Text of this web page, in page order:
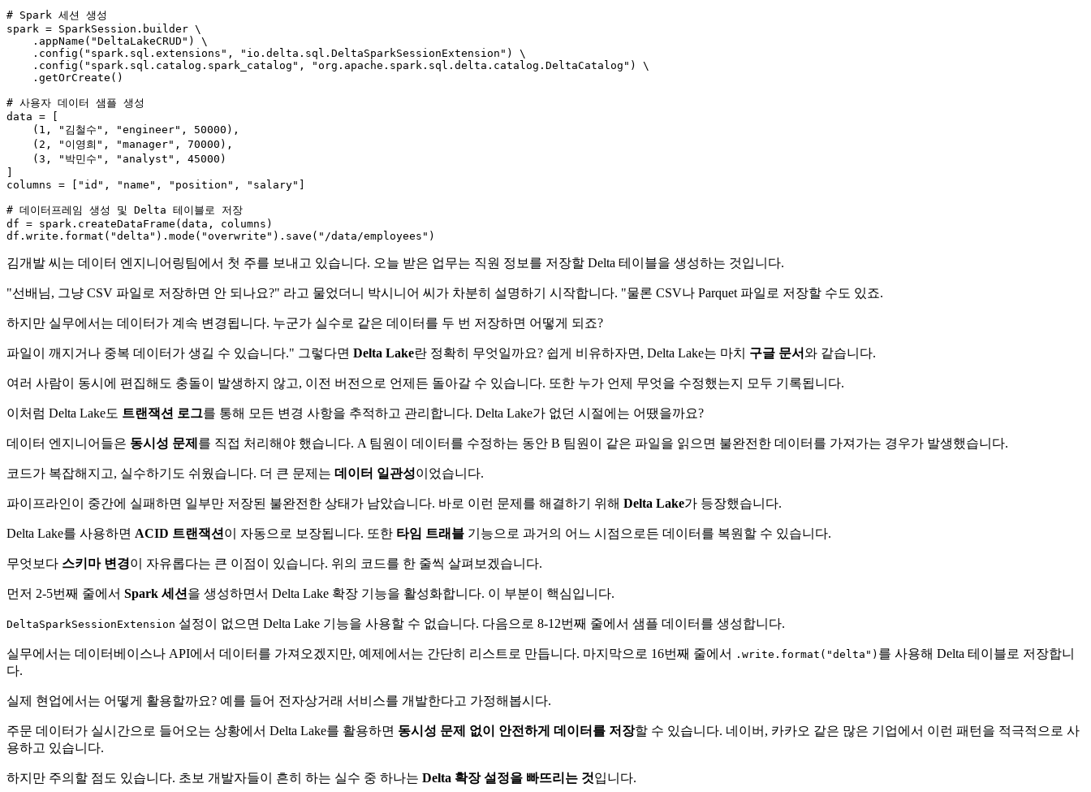
# Spark 세션 생성
spark = SparkSession.builder \
    .appName(
"DeltaLakeCRUD" ) \
    .config(
"spark.sql.extensions" , "io.delta.sql.DeltaSparkSessionExtension" ) \
    .config(
"spark.sql.catalog.spark_catalog" , "org.apache.spark.sql.delta.catalog.DeltaCatalog" ) \
    .getOrCreate()
# 사용자 데이터 샘플 생성
data = [
    (
1 , "김철수" , "engineer" , 50000 ),
    (
2 , "이영희" , "manager" , 70000 ),
    (
3 , "박민수" , "analyst" , 45000 )
columns = [
"id" , "name" , "position" , "salary"
# 데이터프레임 생성 및 Delta 테이블로 저장
df = spark.createDataFrame(data, columns)
df.write. format ( "delta" ).mode( "overwrite" ).save( "/data/employees"
김개발 씨는 데이터 엔지니어링팀에서 첫 주를 보내고 있습니다. 오늘 받은 업무는 직원 정보를 저장할 Delta 테이블을 생성하는 것입니다.
"선배님, 그냥 CSV 파일로 저장하면 안 되나요?" 라고 물었더니 박시니어 씨가 차분히 설명하기 시작합니다. "물론 CSV나 Parquet 파일로 저장할 수도 있죠.
하지만 실무에서는 데이터가 계속 변경됩니다. 누군가 실수로 같은 데이터를 두 번 저장하면 어떻게 되죠?
파일이 깨지거나 중복 데이터가 생길 수 있습니다." 그렇다면 Delta Lake란 정확히 무엇일까요? 쉽게 비유하자면, Delta Lake는 마치 구글 문서와 같습니다.
여러 사람이 동시에 편집해도 충돌이 발생하지 않고, 이전 버전으로 언제든 돌아갈 수 있습니다. 또한 누가 언제 무엇을 수정했는지 모두 기록됩니다.
이처럼 Delta Lake도 트랜잭션 로그를 통해 모든 변경 사항을 추적하고 관리합니다. Delta Lake가 없던 시절에는 어땠을까요?
데이터 엔지니어들은 동시성 문제 를 직접 처리해야 했습니다. A 팀원이 데이터를 수정하는 동안 B 팀원이 같은 파일을 읽으면 불완전한 데이터를 가져가는 경우가 발생했습니다.
코드가 복잡해지고, 실수하기도 쉬웠습니다. 더 큰 문제는 데이터 일관성이었습니다.
파이프라인이 중간에 실패하면 일부만 저장된 불완전한 상태가 남았습니다. 바로 이런 문제를 해결하기 위해 Delta Lake가 등장했습니다.
Delta Lake를 사용하면 ACID 트랜잭션 이 자동으로 보장됩니다. 또한 타임 트래블 기능으로 과거의 어느 시점으로든 데이터를 복원할 수 있습니다.
무엇보다 스키마 변경이 자유롭다는 큰 이점이 있습니다. 위의 코드를 한 줄씩 살펴보겠습니다.
먼저 2-5번째 줄에서 Spark 세션 을 생성하면서 Delta Lake 확장 기능을 활성화합니다. 이 부분이 핵심입니다.
DeltaSparkSessionExtension 설정이 없으면 Delta Lake 기능을 사용할 수 없습니다. 다음으로 8-12번째 줄에서 샘플 데이터를 생성합니다.
실무에서는 데이터베이스나 API에서 데이터를 가져오겠지만, 예제에서는 간단히 리스트로 만듭니다. 마지막으로 16번째 줄에서 .write.format("delta") 를 사용해 Delta 테이블로 저장합니
다.
실제 현업에서는 어떻게 활용할까요? 예를 들어 전자상거래 서비스를 개발한다고 가정해봅시다.
주문 데이터가 실시간으로 들어오는 상황에서 Delta Lake를 활용하면 동시성 문제 없이 안전하게 데이터를 저장할 수 있습니다. 네이버, 카카오 같은 많은 기업에서 이런 패턴을 적극적으로 사
용하고 있습니다.
하지만 주의할 점도 있습니다. 초보 개발자들이 흔히 하는 실수 중 하나는 Delta 확장 설정을 빠뜨리는 것입니다.